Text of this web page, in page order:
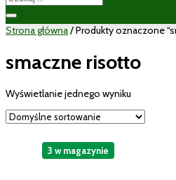
Strona główna/ Produkty oznaczone
smaczne risotto
Wyświetlanie jednego wyniku
3 w magazynie